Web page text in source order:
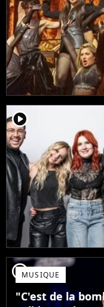
player2
player2MUSIQUE
"C'est de la